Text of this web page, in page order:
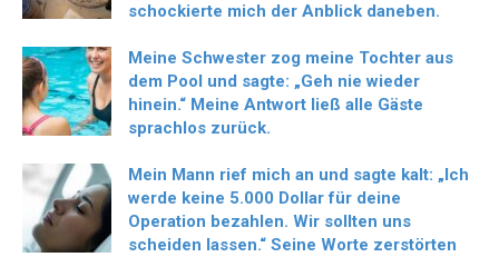
schockierte mich der Anblick daneben.
Meine Schwester zog meine Tochter aus
dem Pool und sagte: „Geh nie wieder
hinein.“ Meine Antwort ließ alle Gäste
sprachlos zurück.
Mein Mann rief mich an und sagte kalt: „Ich
werde keine 5.000 Dollar für deine
Operation bezahlen. Wir sollten uns
scheiden lassen.“ Seine Worte zerstörten